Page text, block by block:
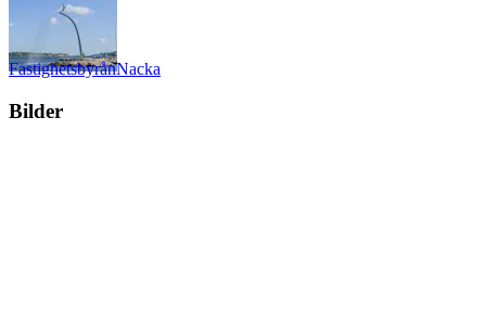
FastighetsbyrånNacka
Bilder